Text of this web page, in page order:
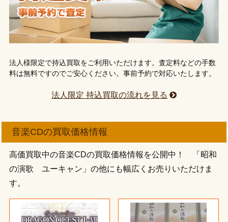
法人様限定で持込買取をご利用いただけます。査定料などの手数
料は無料ですのでご安心ください。事前予約で対応いたします。
法人限定 持込買取の流れを見る
音楽CDの買取価格情報
高価買取中の音楽CDの買取価格情報を公開中！ 「昭和
の演歌 ユーキャン」の他にも幅広くお売りいただけま
す。